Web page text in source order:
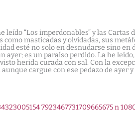
“Los imperdonables” y las Cartas
masticadas y olvidadas, sus
esté no solo en desnudarse sino en
es un paraíso perdido. La he
herida curada con sal. Con la
cargue con ese pedazo de ayer